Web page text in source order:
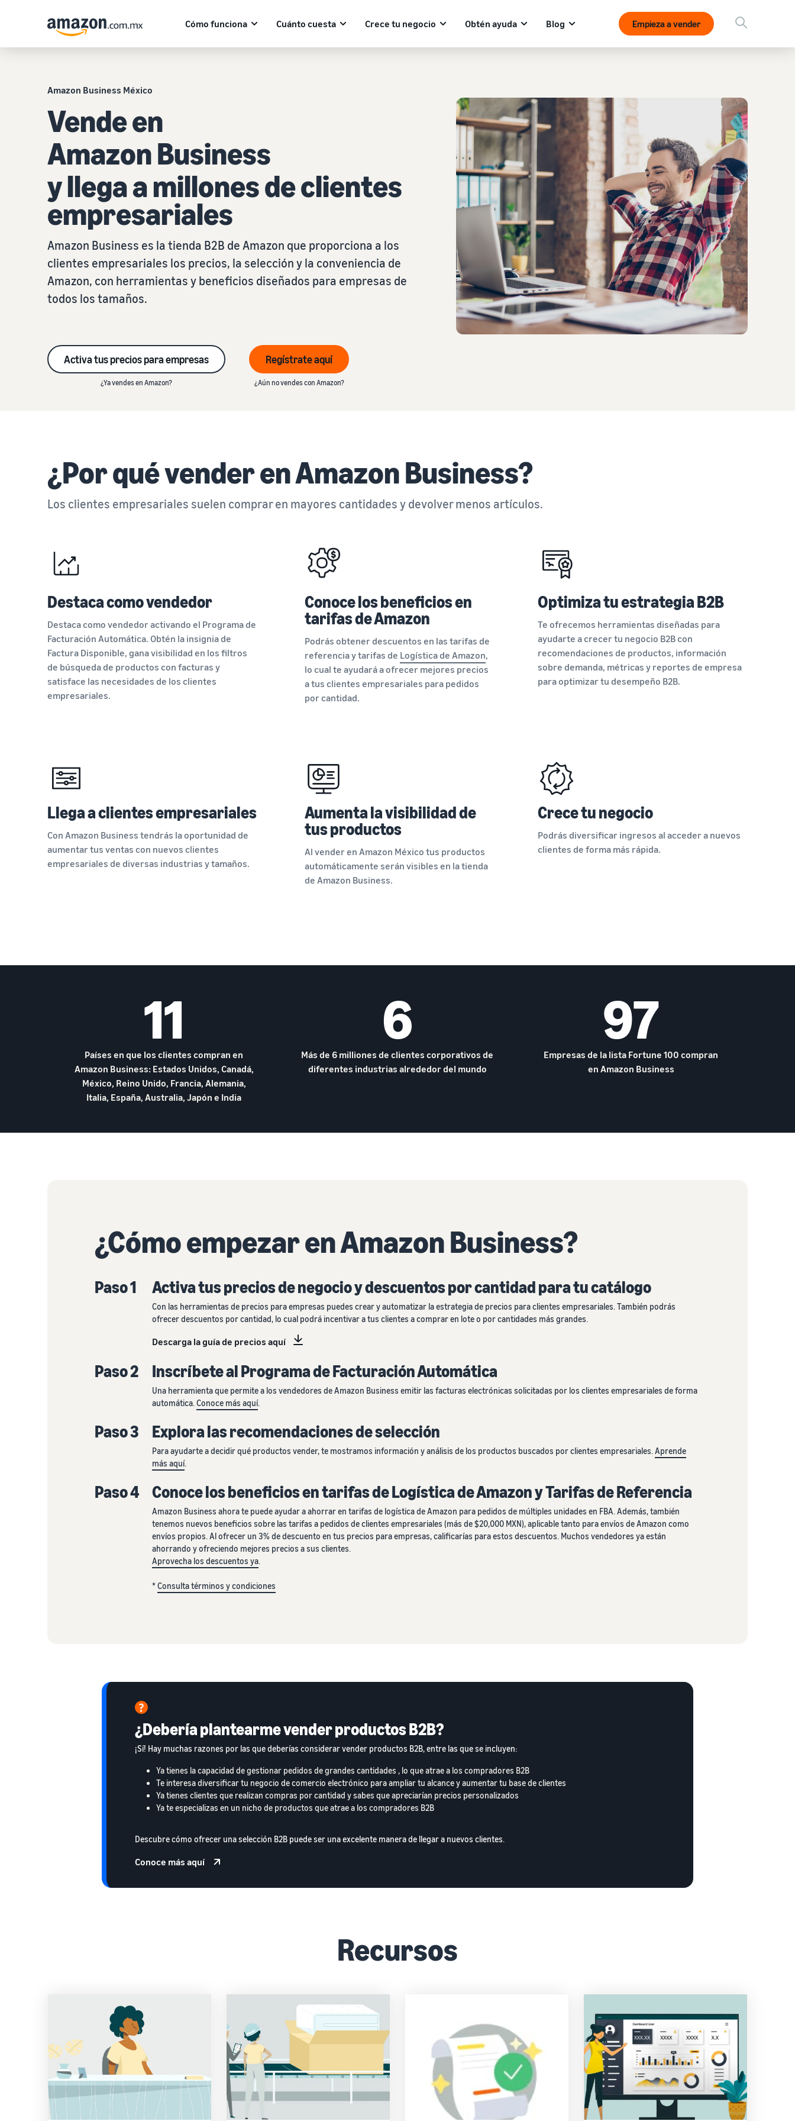
Cómo funciona Cuánto cuesta Crece tu negocio Obtén ayuda Blog Empieza a vender
Amazon Business México
Vende en
Amazon Business
y llega a millones de clientes
empresariales
Amazon Business es la tienda B2B de Amazon que proporciona a los
clientes empresariales los precios, la selección y la conveniencia de
Amazon, con herramientas y beneficios diseñados para empresas de
todos los tamaños.
Activa tus precios para empresas
¿Ya vendes en Amazon?
Regístrate aquí
¿Aún no vendes con Amazon?
¿Por qué vender en Amazon Business?
Los clientes empresariales suelen comprar en mayores cantidades y devolver menos artículos.
Destaca como vendedor
Destaca como vendedor activando el Programa de
Facturación Automática. Obtén la insignia de
Factura Disponible, gana visibilidad en los filtros
de búsqueda de productos con facturas y
satisface las necesidades de los clientes
empresariales.
Conoce los beneficios en
tarifas de Amazon
Podrás obtener descuentos en las tarifas de
referencia y tarifas de Logística de Amazon,
lo cual te ayudará a ofrecer mejores precios
a tus clientes empresariales para pedidos
por cantidad.
Optimiza tu estrategia B2B
Te ofrecemos herramientas diseñadas para
ayudarte a crecer tu negocio B2B con
recomendaciones de productos, información
sobre demanda, métricas y reportes de empresa
para optimizar tu desempeño B2B.
Llega a clientes empresariales
Con Amazon Business tendrás la oportunidad de
aumentar tus ventas con nuevos clientes
empresariales de diversas industrias y tamaños.
Aumenta la visibilidad de
tus productos
Al vender en Amazon México tus productos
automáticamente serán visibles en la tienda
de Amazon Business.
Crece tu negocio
Podrás diversificar ingresos al acceder a nuevos
clientes de forma más rápida.
11
Países en que los clientes compran en
Amazon Business: Estados Unidos, Canadá,
México, Reino Unido, Francia, Alemania,
Italia, España, Australia, Japón e India
6
Más de 6 milliones de clientes corporativos de
diferentes industrias alrededor del mundo
97
Empresas de la lista Fortune 100 compran
en Amazon Business
¿Cómo empezar en Amazon Business?
Paso 1 Activa tus precios de negocio y descuentos por cantidad para tu catálogo
Con las herramientas de precios para empresas puedes crear y automatizar la estrategia de precios para clientes empresariales. También podrás
ofrecer descuentos por cantidad, lo cual podrá incentivar a tus clientes a comprar en lote o por cantidades más grandes.
Descarga la guía de precios aquí
Paso 2 Inscríbete al Programa de Facturación Automática
Una herramienta que permite a los vendedores de Amazon Business emitir las facturas electrónicas solicitadas por los clientes empresariales de forma
automática.Conoce más aquí.
Paso 3 Explora las recomendaciones de selección
Para ayudarte a decidir qué productos vender, te mostramos información y análisis de los productos buscados por clientes empresariales.Aprende
más aquí.
Paso 4 Conoce los beneficios en tarifas de Logística de Amazon y Tarifas de Referencia
Amazon Business ahora te puede ayudar a ahorrar en tarifas de logística de Amazon para pedidos de múltiples unidades en FBA. Además, también
tenemos nuevos beneficios sobre las tarifas a pedidos de clientes empresariales (más de $20,000 MXN), aplicable tanto para envíos de Amazon como
envíos propios. Al ofrecer un 3% de descuento en tus precios para empresas, calificarías para estos descuentos. Muchos vendedores ya están
ahorrando y ofreciendo mejores precios a sus clientes.
Aprovecha los descuentos ya.
*Consulta términos y condiciones
¿Debería plantearme vender productos B2B?
¡Sí! Hay muchas razones por las que deberías considerar vender productos B2B, entre las que se incluyen:
Ya tienes la capacidad de gestionar pedidos de grandes cantidades , lo que atrae a los compradores B2B
Te interesa diversificar tu negocio de comercio electrónico para ampliar tu alcance y aumentar tu base de clientes
Ya tienes clientes que realizan compras por cantidad y sabes que apreciarían precios personalizados
Ya te especializas en un nicho de productos que atrae a los compradores B2B
Descubre cómo ofrecer una selección B2B puede ser una excelente manera de llegar a nuevos clientes.
Conoce más aquí
Recursos